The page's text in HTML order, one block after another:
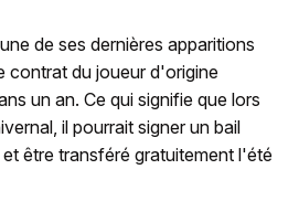
de ses dernières apparitions
contrat du joueur d'origine
un an. Ce qui signifie que lors
il pourrait signer un bail
être transféré gratuitement l'été